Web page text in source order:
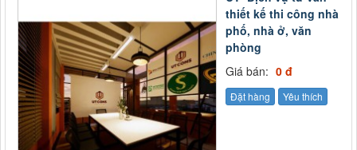
thiết kế thi công nhà
phố, nhà ở, văn
phòng
Giá bán: 0 đ
Đặt hàng Yêu thích